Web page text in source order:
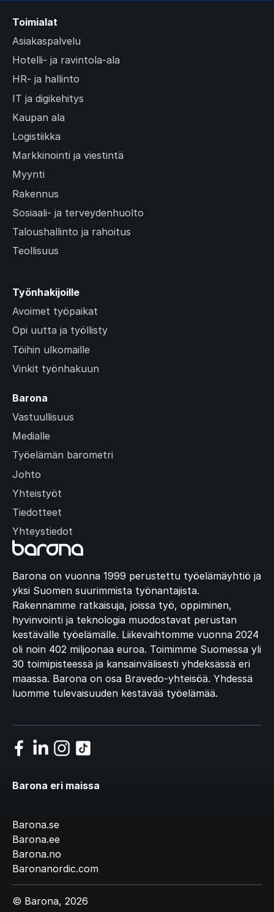
Barona on vuonna 1999 perustettu työelämäyhtiö ja
yksi Suomen suurimmista työnantajista.
Rakennamme ratkaisuja, joissa työ, oppiminen,
hyvinvointi ja teknologia muodostavat perustan
kestävälle työelämälle. Liikevaihtomme vuonna 2024
oli noin 402 miljoonaa euroa. Toimimme Suomessa yli
30 toimipisteessä ja kansainvälisesti yhdeksässä eri
maassa. Barona on osa Bravedo-yhteisöä. Yhdessä
luomme tulevaisuuden kestävää työelämää.
Toimialat
Asiakaspalvelu
Hotelli- ja ravintola-ala
HR- ja hallinto
IT ja digikehitys
Kaupan ala
Logistiikka
Markkinointi ja viestintä
Myynti
Rakennus
Sosiaali- ja terveydenhuolto
Taloushallinto ja rahoitus
Teollisuus
Työnhakijoille
Avoimet työpaikat
Opi uutta ja työllisty
Töihin ulkomaille
Vinkit työnhakuun
Barona
Vastuullisuus
Medialle
Työelämän barometri
Johto
Yhteistyöt
Tiedotteet
Yhteystiedot
Barona eri maissa
Barona.se
Barona.ee
Barona.no
Baronanordic.com
© Barona, 2026